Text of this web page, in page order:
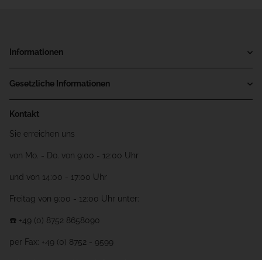
Informationen
Gesetzliche Informationen
Kontakt
Sie erreichen uns
von Mo. - Do. von 9:00 - 12:00 Uhr
und von 14:00 - 17:00 Uhr
Freitag von 9:00 - 12:00 Uhr unter:
☎️ +49 (0) 8752 8658090
per Fax: +49 (0) 8752 - 9599